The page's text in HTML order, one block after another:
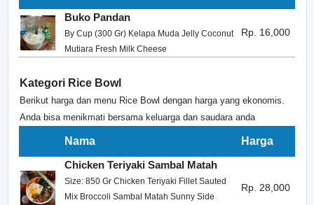
Buko Pandan
By Cup (300 Gr) Kelapa Muda Jelly Coconut
Mutiara Fresh Milk Cheese
Rp. 16,000
Kategori Rice Bowl
Berikut harga dan menu Rice Bowl dengan harga yang ekonomis.
Anda bisa menikmati bersama keluarga dan saudara anda
Nama
Harga
Chicken Teriyaki Sambal Matah
Size: 850 Gr Chicken Teriyaki Fillet Sauted
Mix Broccoli Sambal Matah Sunny Side
Rp. 28,000